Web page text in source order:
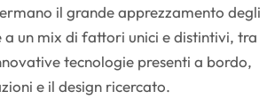
il grande apprezzamento degli
un mix di fattori unici e distintivi, tra
tecnologie presenti a bordo,
e il design ricercato.